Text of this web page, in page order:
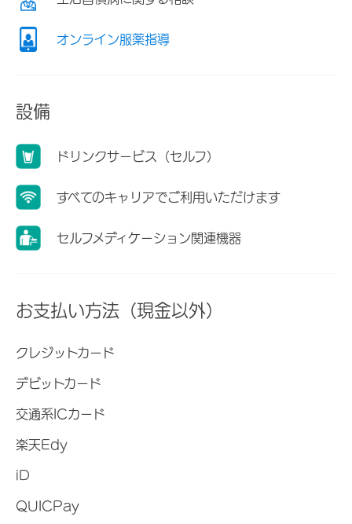
オンライン服薬指導
設備
ドリンクサービス（セルフ）
すべてのキャリアでご利用いただけます
セルフメディケーション関連機器
お支払い方法（現金以外）
クレジットカード
デビットカード
交通系ICカード
楽天Edy
iD
QUICPay